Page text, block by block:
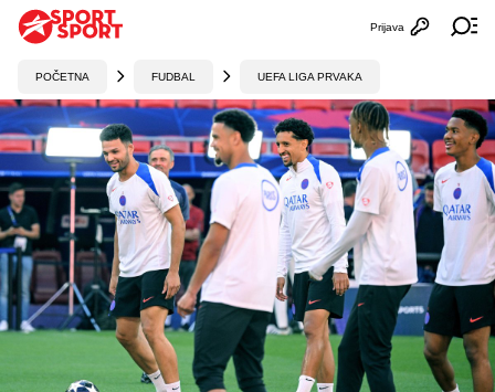
Otvori
Prijava
POČETNA FUDBAL UEFA LIGA PRVAKA